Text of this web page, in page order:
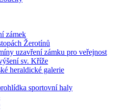
zámek
Žerotínů
uzavření zámku pro veřejnost
sv. Kříže
heraldické galerie
sportovní haly